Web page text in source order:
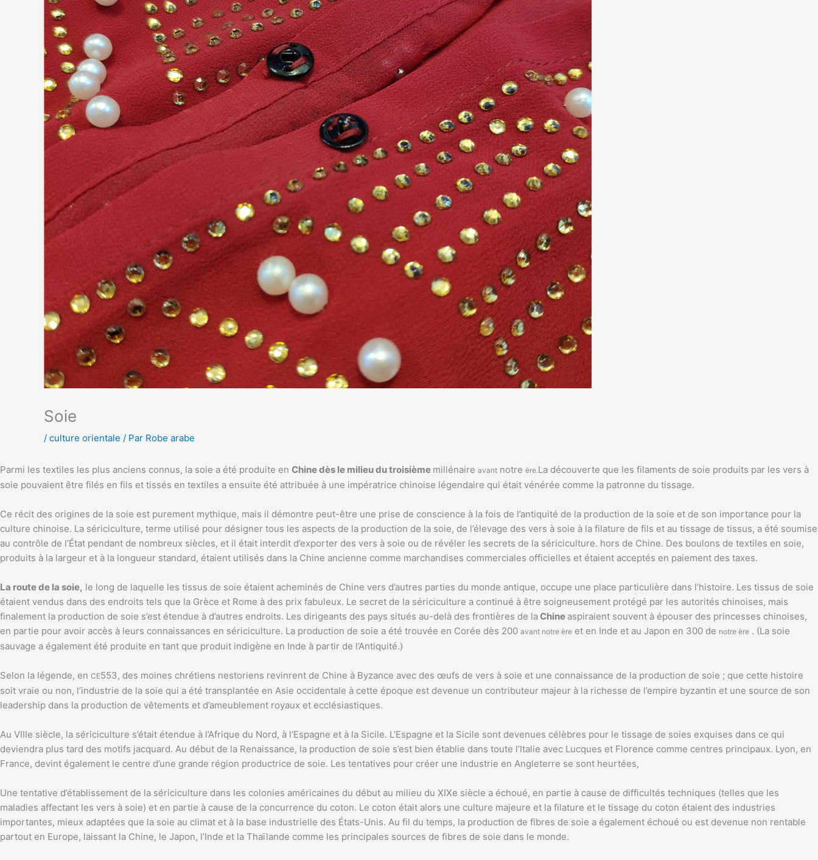
Soie
/ culture orientale / Par Robe arabe
Parmi les textiles les plus anciens connus, la soie a été produite en Chine dès le milieu du troisième millénaire avant notre ère.La découverte que les filaments de soie produits par les vers à
soie pouvaient être filés en fils et tissés en textiles a ensuite été attribuée à une impératrice chinoise légendaire qui était vénérée comme la patronne du tissage.
Ce récit des origines de la soie est purement mythique, mais il démontre peut-être une prise de conscience à la fois de l’antiquité de la production de la soie et de son importance pour la
culture chinoise. La sériciculture, terme utilisé pour désigner tous les aspects de la production de la soie, de l’élevage des vers à soie à la filature de fils et au tissage de tissus, a été soumise
au contrôle de l’État pendant de nombreux siècles, et il était interdit d’exporter des vers à soie ou de révéler les secrets de la sériciculture. hors de Chine. Des boulons de textiles en soie,
produits à la largeur et à la longueur standard, étaient utilisés dans la Chine ancienne comme marchandises commerciales officielles et étaient acceptés en paiement des taxes.
La route de la soie, le long de laquelle les tissus de soie étaient acheminés de Chine vers d’autres parties du monde antique, occupe une place particulière dans l’histoire. Les tissus de soie
étaient vendus dans des endroits tels que la Grèce et Rome à des prix fabuleux. Le secret de la sériciculture a continué à être soigneusement protégé par les autorités chinoises, mais
finalement la production de soie s’est étendue à d’autres endroits. Les dirigeants des pays situés au-delà des frontières de laChine aspiraient souvent à épouser des princesses chinoises,
en partie pour avoir accès à leurs connaissances en sériciculture. La production de soie a été trouvée en Corée dès 200 avant notre ère et en Inde et au Japon en 300 de notre ère . (La soie
sauvage a également été produite en tant que produit indigène en Inde à partir de l’Antiquité.)
Selon la légende, en CE553, des moines chrétiens nestoriens revinrent de Chine à Byzance avec des œufs de vers à soie et une connaissance de la production de soie ; que cette histoire
soit vraie ou non, l’industrie de la soie qui a été transplantée en Asie occidentale à cette époque est devenue un contributeur majeur à la richesse de l’empire byzantin et une source de son
leadership dans la production de vêtements et d’ameublement royaux et ecclésiastiques.
Au VIIIe siècle, la sériciculture s’était étendue à l’Afrique du Nord, à l’Espagne et à la Sicile. L’Espagne et la Sicile sont devenues célèbres pour le tissage de soies exquises dans ce qui
deviendra plus tard des motifs jacquard. Au début de la Renaissance, la production de soie s’est bien établie dans toute l’Italie avec Lucques et Florence comme centres principaux. Lyon, en
France, devint également le centre d’une grande région productrice de soie. Les tentatives pour créer une industrie en Angleterre se sont heurtées,
Une tentative d’établissement de la sériciculture dans les colonies américaines du début au milieu du XIXe siècle a échoué, en partie à cause de difficultés techniques (telles que les
maladies affectant les vers à soie) et en partie à cause de la concurrence du coton. Le coton était alors une culture majeure et la filature et le tissage du coton étaient des industries
importantes, mieux adaptées que la soie au climat et à la base industrielle des États-Unis. Au fil du temps, la production de fibres de soie a également échoué ou est devenue non rentable
partout en Europe, laissant la Chine, le Japon, l’Inde et la Thaïlande comme les principales sources de fibres de soie dans le monde.